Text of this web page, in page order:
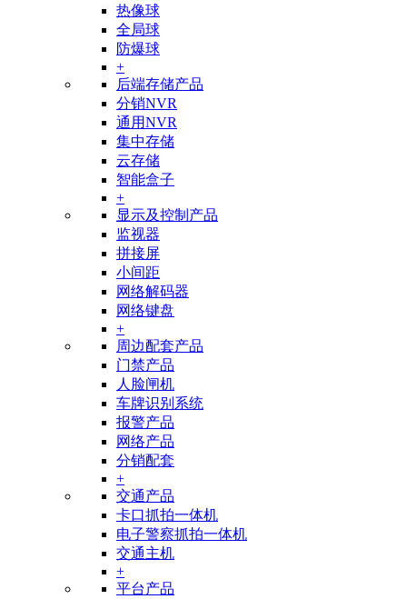
热像球
全局球
防爆球
+
后端存储产品
分销NVR
通用NVR
集中存储
云存储
智能盒子
+
显示及控制产品
监视器
拼接屏
小间距
网络解码器
网络键盘
+
周边配套产品
门禁产品
人脸闸机
车牌识别系统
报警产品
网络产品
分销配套
+
交通产品
卡口抓拍一体机
电子警察抓拍一体机
交通主机
+
平台产品